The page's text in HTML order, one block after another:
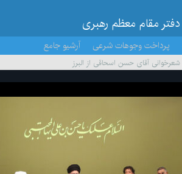
دفتر مقام معظم رهبری
پرداخت وجوهات شرعی آرشیو جامع
شعرخوانی ‌آقای حسن اسحاقی از البرز